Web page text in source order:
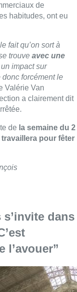
pour fêter
dans